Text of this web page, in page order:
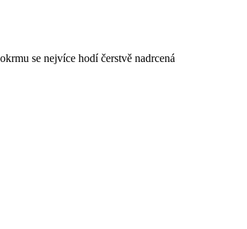
se nejvíce hodí čerstvě nadrcená